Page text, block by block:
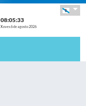
08:05:33
Xoves 6 de agosto 2026